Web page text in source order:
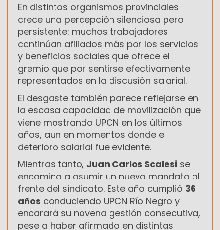
En distintos organismos provinciales
crece una percepción silenciosa pero
persistente: muchos trabajadores
continúan afiliados más por los servicios
y beneficios sociales que ofrece el
gremio que por sentirse efectivamente
representados en la discusión salarial.
El desgaste también parece reflejarse en
la escasa capacidad de movilización que
viene mostrando UPCN en los últimos
años, aun en momentos donde el
deterioro salarial fue evidente.
Mientras tanto, Juan Carlos Scalesi se
encamina a asumir un nuevo mandato al
frente del sindicato. Este año cumplió 36
años conduciendo UPCN Río Negro y
encarará su novena gestión consecutiva,
pese a haber afirmado en distintas